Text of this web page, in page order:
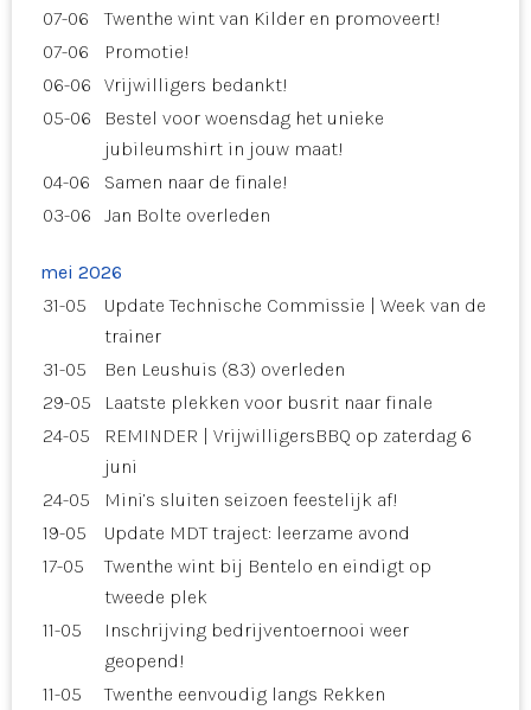
07-06
Twenthe wint van Kilder en promoveert!
07-06
Promotie!
06-06
Vrijwilligers bedankt!
05-06
Bestel voor woensdag het unieke
jubileumshirt in jouw maat!
04-06
Samen naar de finale!
03-06
Jan Bolte overleden
mei 2026
31-05
Update Technische Commissie | Week van de
trainer
31-05
Ben Leushuis (83) overleden
29-05
Laatste plekken voor busrit naar finale
24-05
REMINDER | VrijwilligersBBQ op zaterdag 6
juni
24-05
Mini’s sluiten seizoen feestelijk af!
19-05
Update MDT traject: leerzame avond
17-05
Twenthe wint bij Bentelo en eindigt op
tweede plek
11-05
Inschrijving bedrijventoernooi weer
geopend!
11-05
Twenthe eenvoudig langs Rekken